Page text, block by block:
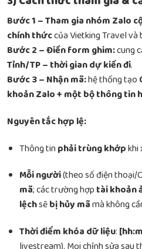
Bước 1 – Tham gia nhóm Zalo
chính thứccủa Vietking Travel và
Bước 2 – Điền form ghim:cung
Tỉnh/TP – thời gian dự kiến đi.
Bước 3 – Nhận mã:hệ thống tạo
khoản Zalo + một bộ thông tin
Nguyên tắc hợp lệ:
Thông tinphải trùng khớpkhi
Mỗi người(theo số điện thoại/
mã; các trường hợp tài khoản
lệchsẽbị hủy mãmà không
Thời điểm khóa dữ liệu: